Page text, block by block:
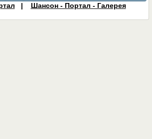
| Шансон - Портал - Галерея